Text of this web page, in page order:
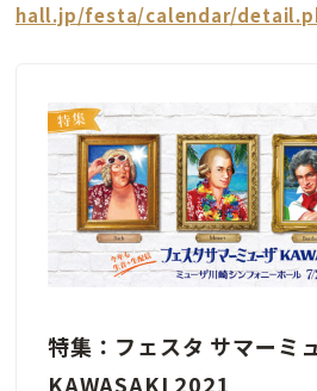
hall.jp/festa/calendar/
特集：フェスタ サマーミ
KAWASAKI 2021